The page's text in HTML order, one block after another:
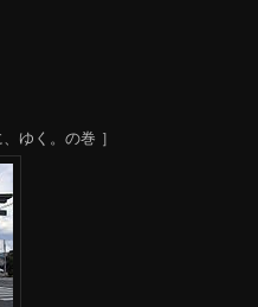
ゆく。の巻 ］